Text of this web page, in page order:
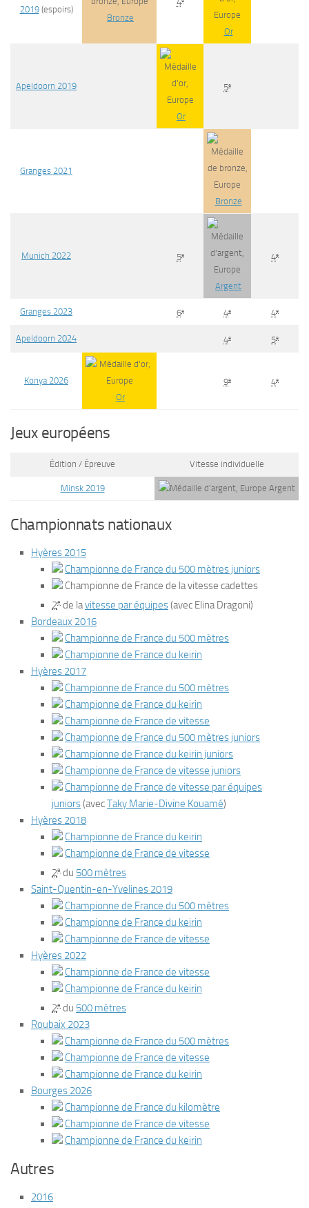
2019(espoirs)
Bronze
4
Or
Apeldoorn 2019
Or
5e
Granges 2021
Bronze
Munich 2022 5e
Argent
4e
Granges 2023 6e 4e 4e
Apeldoorn 2024 4e 5e
Konya 2026
Or
9e 4e
Jeux européens
Édition / Épreuve Vitesse individuelle
Minsk 2019 Argent
Championnats nationaux
Hyères 2015
Championne de France du 500 mètres juniors
Championne de France de la vitesse cadettes
2e de lavitesse par équipes(avec Elina Dragoni)
Bordeaux 2016
Championne de France du 500 mètres
Championne de France du keirin
Hyères 2017
Championne de France du 500 mètres
Championne de France du keirin
Championne de France de vitesse
Championne de France du 500 mètres juniors
Championne de France du keirin juniors
Championne de France de vitesse juniors
Championne de France de vitesse par équipes
juniors(avecTaky Marie-Divine Kouamé)
Hyères 2018
Championne de France du keirin
Championne de France de vitesse
2e du 500 mètres
Saint-Quentin-en-Yvelines 2019
Championne de France du 500 mètres
Championne de France du keirin
Championne de France de vitesse
Hyères 2022
Championne de France de vitesse
Championne de France du keirin
2e du 500 mètres
Roubaix 2023
Championne de France du 500 mètres
Championne de France de vitesse
Championne de France du keirin
Bourges 2026
Championne de France du kilomètre
Championne de France de vitesse
Championne de France du keirin
Autres
2016